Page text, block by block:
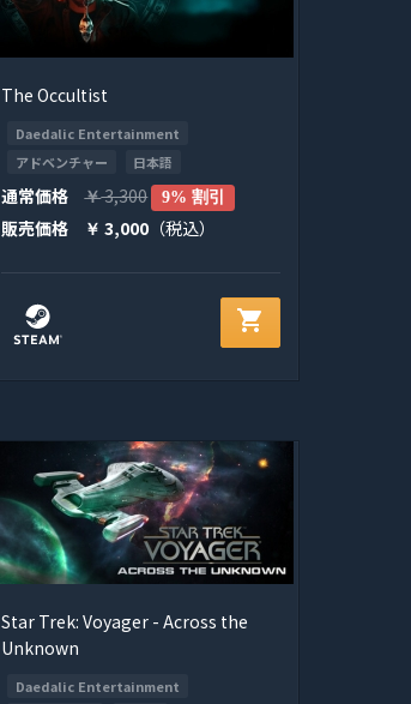
The Occultist
Daedalic Entertainment
アドベンチャー
日本語
通常価格 ￥3,300 9% 割引
販売価格 ￥ 3,000 （税込）
shopping_cart
Star Trek: Voyager - Across the
Unknown
Daedalic Entertainment